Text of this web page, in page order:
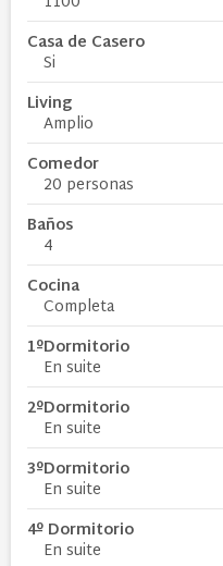
Casa de Casero
Si
Living
Amplio
Comedor
20 personas
Baños
4
Cocina
Completa
1ºDormitorio
En suite
2ºDormitorio
En suite
3ºDormitorio
En suite
4º Dormitorio
En suite